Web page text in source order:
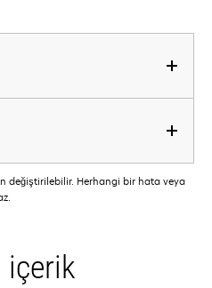
değiştirilebilir. Herhangi bir hata veya
içerik